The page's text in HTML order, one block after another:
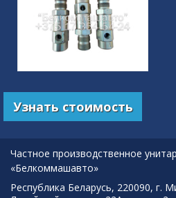
Узнать стоимость
Частное производственное
«Белкоммашавто»
Республика Беларусь, 220090, г.